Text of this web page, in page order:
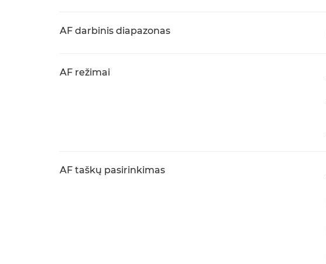
AF darbinis diapazonas
AF režimai
AF taškų pasirinkimas